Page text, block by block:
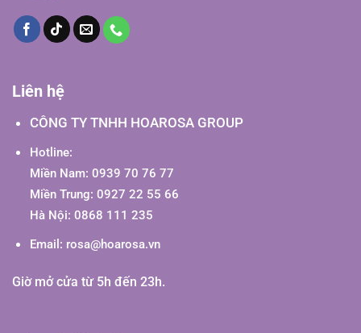
Liên hệ
CÔNG TY TNHH HOAROSA GROUP
Hotline:
Miền Nam: 0939 70 76 77
Miền Trung: 0927 22 55 66
Hà Nội: 0868 111 235
Email: rosa@hoarosa.vn
Giờ mở cửa từ 5h đến 23h.